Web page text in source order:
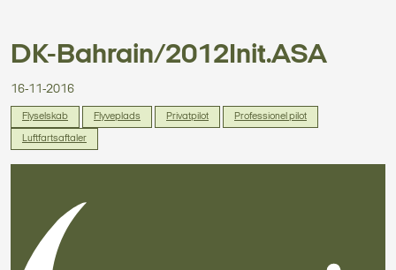
DK-Bahrain/2012Init.ASA
16-11-2016
Flyselskab Flyveplads Privatpilot Professionel pilot
Luftfartsaftaler